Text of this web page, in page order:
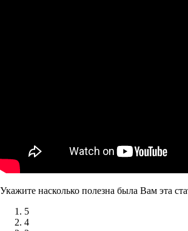
Укажите насколько полезна была Вам эта
5
4